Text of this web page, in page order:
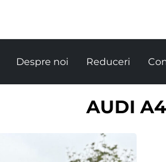
Despre noi Reduceri
AUDI